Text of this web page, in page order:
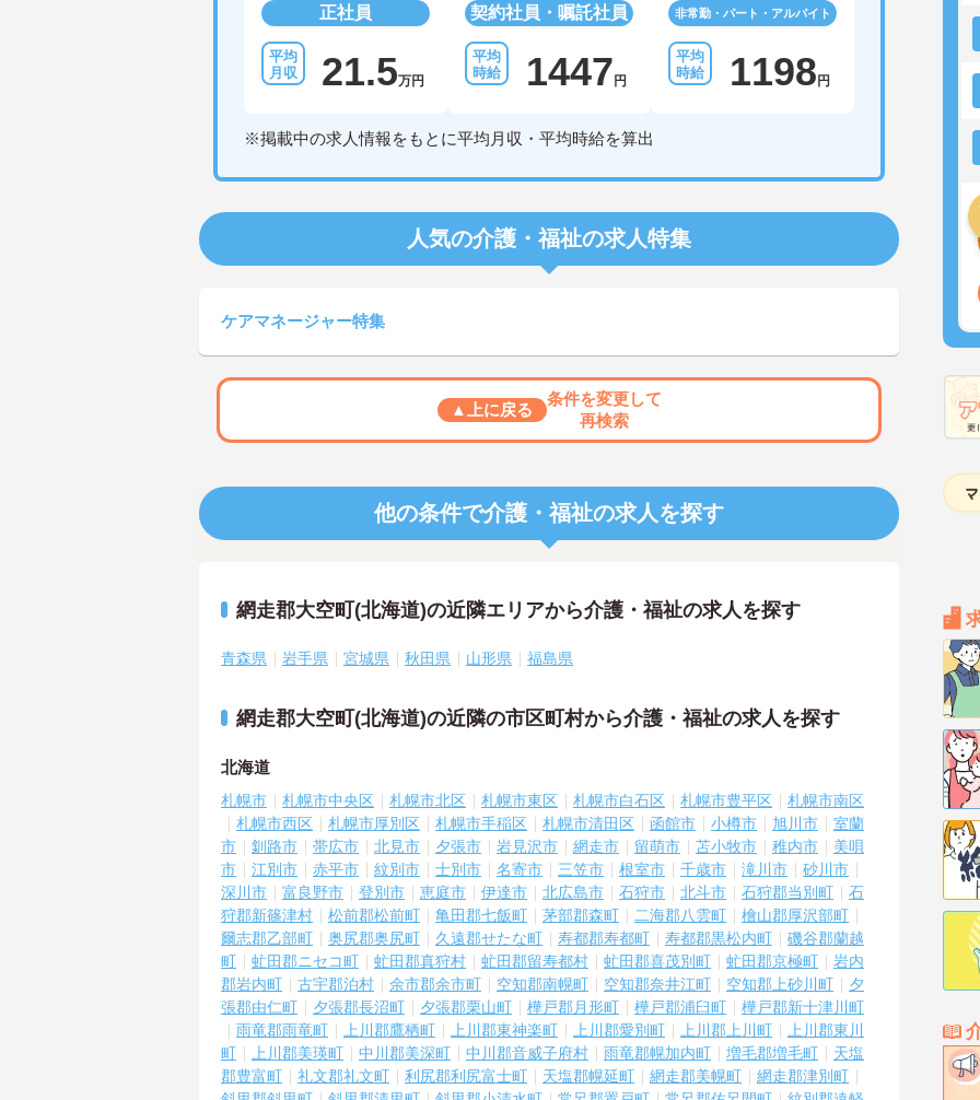
正社員
21.5万円
契約社員・嘱託社員
1447 円
非常勤・パート・アルバイト
1198 円
※掲載中の求人情報をもとに平均月収・平均時給を算出
人気の介護・福祉の求人特集
ケアマネージャー特集
▲上に戻る
条件を変更して
再検索
他の条件で介護・福祉の求人を探す
網走郡大空町(北海道)の近隣エリアから介護・福祉の求人を探す
青森県 岩手県 宮城県 秋田県 山形県 福島県
網走郡大空町(北海道)の近隣の市区町村から介護・福祉の求人を探す
北海道
札幌市 札幌市中央区 札幌市北区 札幌市東区 札幌市白石区 札幌市豊平区
札幌市南区
札幌市西区
札幌市厚別区 札幌市手稲区 札幌市清田区 函館市 小樽市 旭川市
室蘭
市
釧路市 帯広市 北見市 夕張市 岩見沢市 網走市 留萌市 苫小牧市 稚内市
美唄
市
江別市 赤平市 紋別市 士別市 名寄市 三笠市 根室市 千歳市 滝川市
砂川市
深川市
富良野市 登別市 恵庭市 伊達市 北広島市 石狩市 北斗市 石狩郡当別町
石
狩郡新篠津村
松前郡松前町 亀田郡七飯町 茅部郡森町 二海郡八雲町
檜山郡厚沢部町
爾志郡乙部町
奥尻郡奥尻町 久遠郡せたな町 寿都郡寿都町 寿都郡黒松内町
磯谷郡蘭越
町
虻田郡ニセコ町 虻田郡真狩村 虻田郡留寿都村 虻田郡喜茂別町 虻田郡京極町
岩内
郡岩内町
古宇郡泊村 余市郡余市町 空知郡南幌町 空知郡奈井江町 空知郡上砂川町
夕
張郡由仁町
夕張郡長沼町 夕張郡栗山町 樺戸郡月形町 樺戸郡浦臼町
樺戸郡新十津川町
雨竜郡雨竜町
上川郡鷹栖町 上川郡東神楽町 上川郡愛別町 上川郡上川町
上川郡東川
町
上川郡美瑛町 中川郡美深町 中川郡音威子府村 雨竜郡幌加内町 増毛郡増毛町
天塩
郡豊富町
礼文郡礼文町 利尻郡利尻富士町 天塩郡幌延町 網走郡美幌町
網走郡津別町